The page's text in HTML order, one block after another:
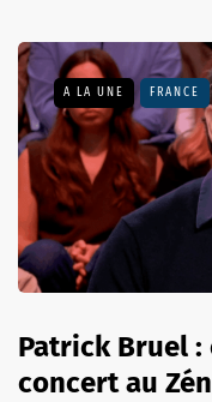
A LA UNE FRANCE
Patrick Bruel
concert au